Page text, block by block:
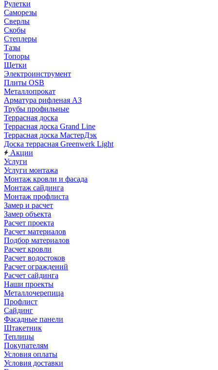
Рулетки
Саморезы
Сверлы
Скобы
Степлеры
Тазы
Топоры
Щетки
Электроинструмент
Плиты OSB
Металлопрокат
Арматура рифленая АЗ
Трубы профильные
Террасная доска
Террасная доска Grand Line
Террасная доска МастерДэк
Доска террасная Greenwerk Light
Акции
Услуги
Услуги монтажа
Монтаж кровли и фасада
Монтаж сайдинга
Монтаж профлиста
Замер и расчет
Замер объекта
Расчет проекта
Расчет материалов
Подбор материалов
Расчет кровли
Расчет водостоков
Расчет ограждений
Расчет сайдинга
Наши проекты
Металлочерепица
Профлист
Сайдинг
Фасадные панели
Штакетник
Теплицы
Покупателям
Условия оплаты
Условия доставки